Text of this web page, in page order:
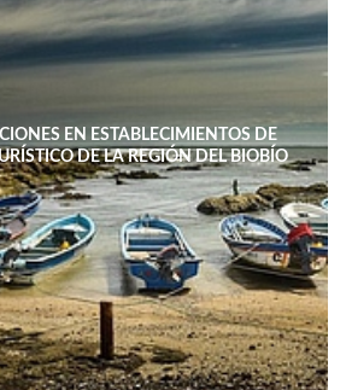
EN ESTABLECIMIENTOS DE
DE LA REGIÓN DEL BIOBÍO
15,4% INTERANUAL